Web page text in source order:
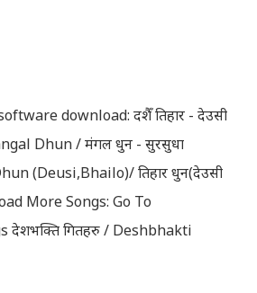
it up. Radha and Krishna are
But in teenage they are
traditional story) and Lord
leaving Vindraban for
which he has taken birth.This
and all the people in
download: दशैँ तिहार - देउसी
Dhun / मंगल धुन - सुरसुधा
(Deusi,Bhailo)/ तिहार धुन(देउसी
More Songs: Go To
देशभक्ति गितहरु / Deshbhakti